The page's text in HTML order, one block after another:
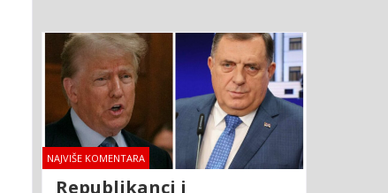
NAJVIŠE KOMENTARA
Republikanci i